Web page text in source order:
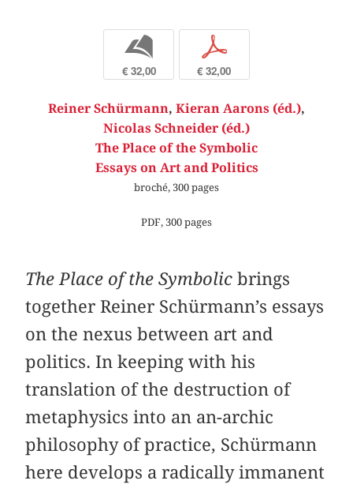
b
€ 32,00
p
€ 32,00
Reiner Schürmann, Kieran Aarons (éd.),
Nicolas Schneider (éd.)
The Place of the Symbolic
Essays on Art and Politics
broché, 300 pages
PDF, 300 pages
The Place of the Symbolicbrings
together Reiner Schürmann’s essays
on the nexus between art and
politics. In keeping with his
translation of the destruction of
metaphysics into an an-archic
philosophy of practice, Schürmann
here develops a radically immanent